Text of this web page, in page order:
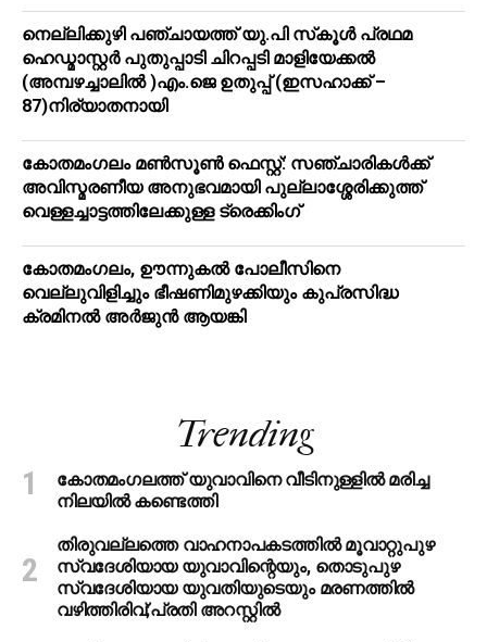
നെല്ലിക്കുഴി പഞ്ചായത്ത് യു.പി സ്‌കൂൾ പ്രഥമ
ഹെഡ്മാസ്റ്റർ പുതുപ്പാടി ചിറപ്പടി മാളിയേക്കൽ
(അമ്പഴച്ചാലിൽ )എം.ജെ ഉതുപ്പ് (ഇസഹാക്ക് –
87)നിര്യാതനായി
കോതമംഗലം മൺസൂൺ ഫെസ്റ്റ്: സഞ്ചാരികൾക്ക്
അവിസ്മരണീയ അനുഭവമായി പുല്ലാശ്ശേരിക്കുത്ത്
വെള്ളച്ചാട്ടത്തിലേക്കുള്ള ട്രെക്കിംഗ്
കോതമംഗലം, ഊന്നുകൽ പോലീസിനെ
വെല്ലുവിളിച്ചും ഭീഷണിമുഴക്കിയും കുപ്രസിദ്ധ
ക്രമിനല്‍ അര്‍ജുന്‍ ആയങ്കി
Trending
കോതമംഗലത്ത് യുവാവിനെ വീടിനുള്ളിൽ മരിച്ച
നിലയിൽ കണ്ടെത്തി
തിരുവല്ലത്തെ വാഹനാപകടത്തില്‍ മൂവാറ്റുപുഴ
സ്വദേശിയായ യുവാവിന്റെയും, തൊടുപുഴ
സ്വദേശിയായ യുവതിയുടെയും മരണത്തില്‍
വഴിത്തിരിവ്;പ്രതി അറസ്റ്റില്‍